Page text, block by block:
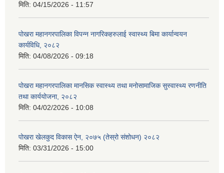
मिति: 04/15/2026 - 11:57
पोखरा महानगरपालिका विपन्न नागरिकहरुलाई स्वास्थ्य बिमा कार्यान्वयन
कार्यविधि, २०८२
मिति: 04/08/2026 - 09:18
पोखरा महानगरपालिका मानसिक स्वास्थ्य तथा मनोसामाजिक सुस्वास्थ्य रणनीति
तथा कार्ययोजना, २०८२
मिति: 04/02/2026 - 10:08
पोखरा खेलकुद विकास ऐन, २०७५ (तेस्रो संशोधन) २०८२
मिति: 03/31/2026 - 15:00